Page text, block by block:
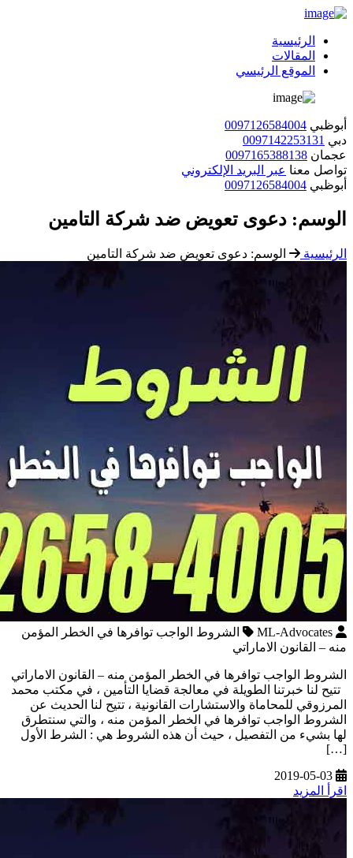
الرئيسية
المقالات
الموقع الرئيسي
أبوظبي 0097126584004
دبي 0097142253131
عجمان 0097165388138
تواصل معنا عبر البريد الإلكتروني
أبوظبي 0097126584004
الوسم: دعوى تعويض ضد شركة التامين
الرئيسية الوسم: دعوى تعويض ضد شركة التامين
ML-Advocates
الشروط الواجب توافرها في الخطر المؤمن
منه – القانون الاماراتي
الشروط الواجب توافرها في الخطر المؤمن منه – القانون الاماراتي
تتيح لنا خبرتنا الطويلة في معالجة قضايا التأمين ، في مكتب محمد
المرزوقي للمحاماة والاستشارات القانونية ، تتيح لنا الحديث عن
الشروط الواجب توافرها في الخطر المؤمن منه ، والتي سنتطرق
لها بشيء من التفصيل ، حيث أن هذه الشروط هي : الشرط الأول
[…]
2019-05-03
اقرأ المزيد